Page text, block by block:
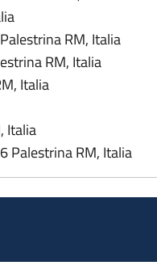
RM, Italia
00036 Palestrina
Palestrina RM, Italia
RM, Italia
Italia
RM, Italia
00036 Palestrina